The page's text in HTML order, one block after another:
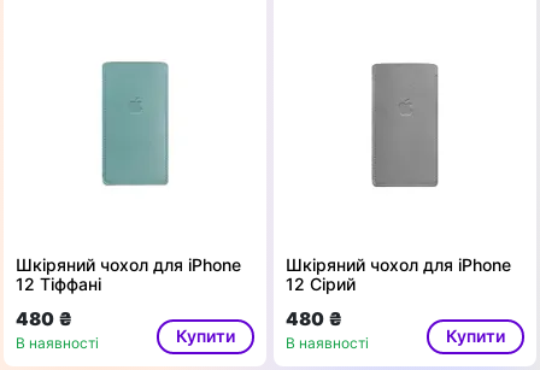
Шкіряний чохол для iPhone
12 Тіффані
480 ₴
В наявності Купити
Шкіряний чохол для iPhone
12 Сірий
480 ₴
В наявності Купити